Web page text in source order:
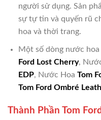
người sử dụng. Sản
sự tự tin và quyến rũ
hoa và thời trang.
Một số dòng nước
Ford Lost Cherry,
EDP, Nước Hoa Tom
Tom Ford Ombré
Thành Phần Tom